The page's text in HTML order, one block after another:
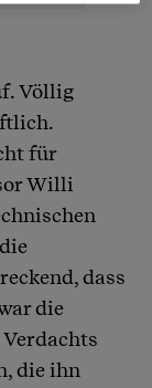
Völlig
für
Willi
dass
die
die ihn